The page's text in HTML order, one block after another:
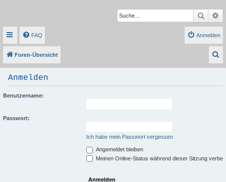
Suche
FAQ Anmelden
Foren-Übersicht
Anmelden
Benutzername:
Passwort:
Ich habe mein Passwort vergessen
Angemeldet bleiben
Meinen Online-Status während dieser Sitzung